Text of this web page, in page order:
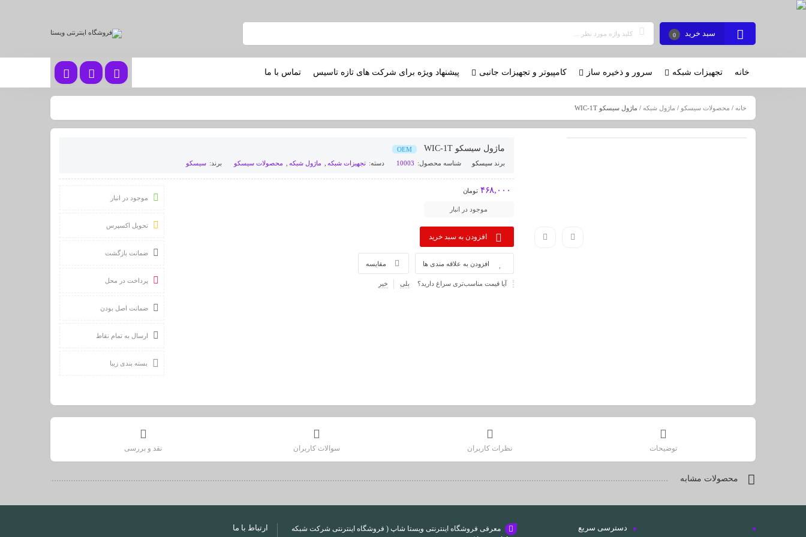
سبد خرید 0
خانه تجهیزات شبکه سرور و ذخیره ساز کامپیوتر و تجهیزات جانبی پیشنهاد ویژه برای شرکت های تازه تاسیس تماس با ما
خانه / محصولات سیسکو / ماژول شبکه / ماژول سیسکو WIC-1T
ماژول سیسکو WIC-1T
OEM
برندسیسکو شناسه محصول: 10003 دسته: تجهیزات شبکه ماژول شبکه محصولات سیسکو برند: سیسکو
۴۶۸,۰۰۰ تومان
موجود در انبار
افزودن به سبد خرید
مقایسه افزودن به علاقه مندی ها
آیا قیمت مناسب‌تری سراغ دارید؟ بلی خیر
موجود در انبار
تحویل اکسپرس
ضمانت بازگشت
پرداخت در محل
ضمانت اصل بودن
ارسال به تمام نقاط
بسته بندی زیبا
توضیحات نظرات کاربران سوالات کاربران نقد و بررسی
محصولات مشابه
دسترسی سریع
معرفی فروشگاه اینترنتی ویستا شاپ ( فروشگاه اینترنتی شرکت شبکه
ارتباط با ما